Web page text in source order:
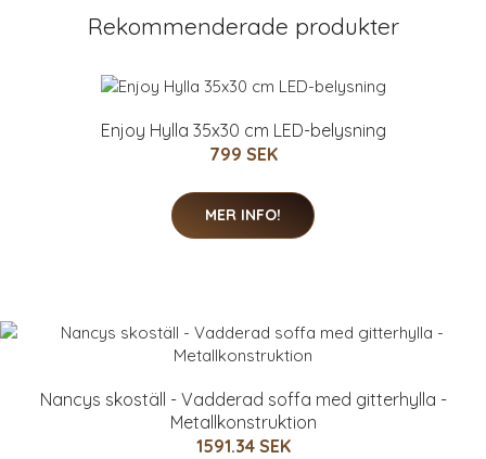
Rekommenderade produkter
Enjoy Hylla 35x30 cm LED-belysning
799 SEK
MER INFO!
Nancys skoställ - Vadderad soffa med gitterhylla -
Metallkonstruktion
1591.34 SEK